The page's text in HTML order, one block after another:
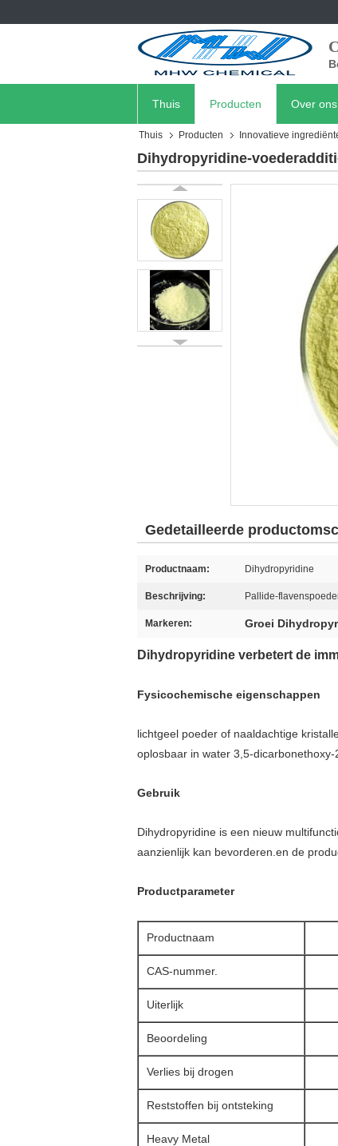
Thuis Producten Over ons
Thuis Producten Innovatieve
Dihydropyridine-
Gedetailleerde
Productnaam: Dihydropyridine
Beschrijving: Pallide-
Markeren: Groei
Dihydropyridine verbetert de
Fysicochemische eigenschappen
lichtgeel poeder of naaldachtige
oplosbaar in water 3,5-
Gebruik
Dihydropyridine is een nieuw
aanzienlijk kan bevorderen.en de
Productparameter
Productnaam
CAS-nummer.
Uiterlijk
Beoordeling
Verlies bij drogen
Reststoffen bij ontsteking
Heavy Metal